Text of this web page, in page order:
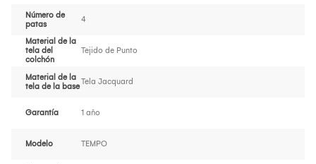
Número de
patas
4
Material de la
tela del
colchón
Tejido de Punto
Material de la
tela de la base
Tela Jacquard
Garantía 1 año
Modelo TEMPO